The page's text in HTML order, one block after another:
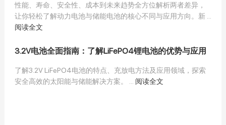
性能、寿命、安全性、成本到未来趋势全方位解析两者差异，
让你轻松了解动力电池与储能电池的核心不同与应用方向。新 ...
阅读全文
3.2V电池全面指南：了解LiFePO4锂电池的优势与应用
了解3.2V LiFePO4电池的特点、充放电方法及应用领域，探索
安全高效的太阳能与储能解决方案。 ... 阅读全文